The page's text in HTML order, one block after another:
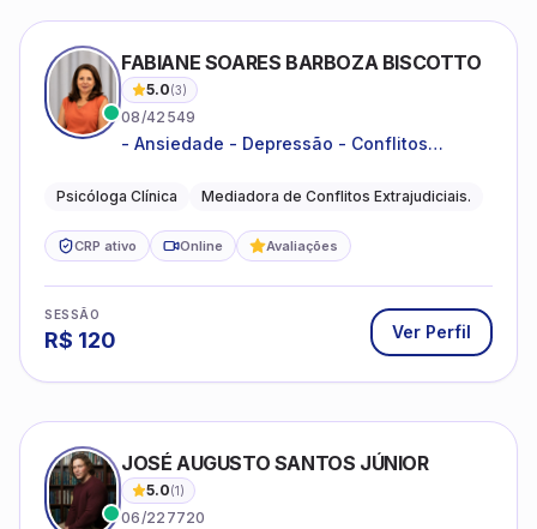
FABIANE SOARES BARBOZA BISCOTTO
5.0(3)
08/42549
- Ansiedade - Depressão - Conflitos
relacionamentos - Autoestima -
Psicóloga Clínica Mediadora de Conflitos Extrajudiciais.
CRP ativo Online Avaliações
SESSÃO
R$ 120 Ver Perfil
JOSÉ AUGUSTO SANTOS JÚNIOR
5.0(1)
06/227720